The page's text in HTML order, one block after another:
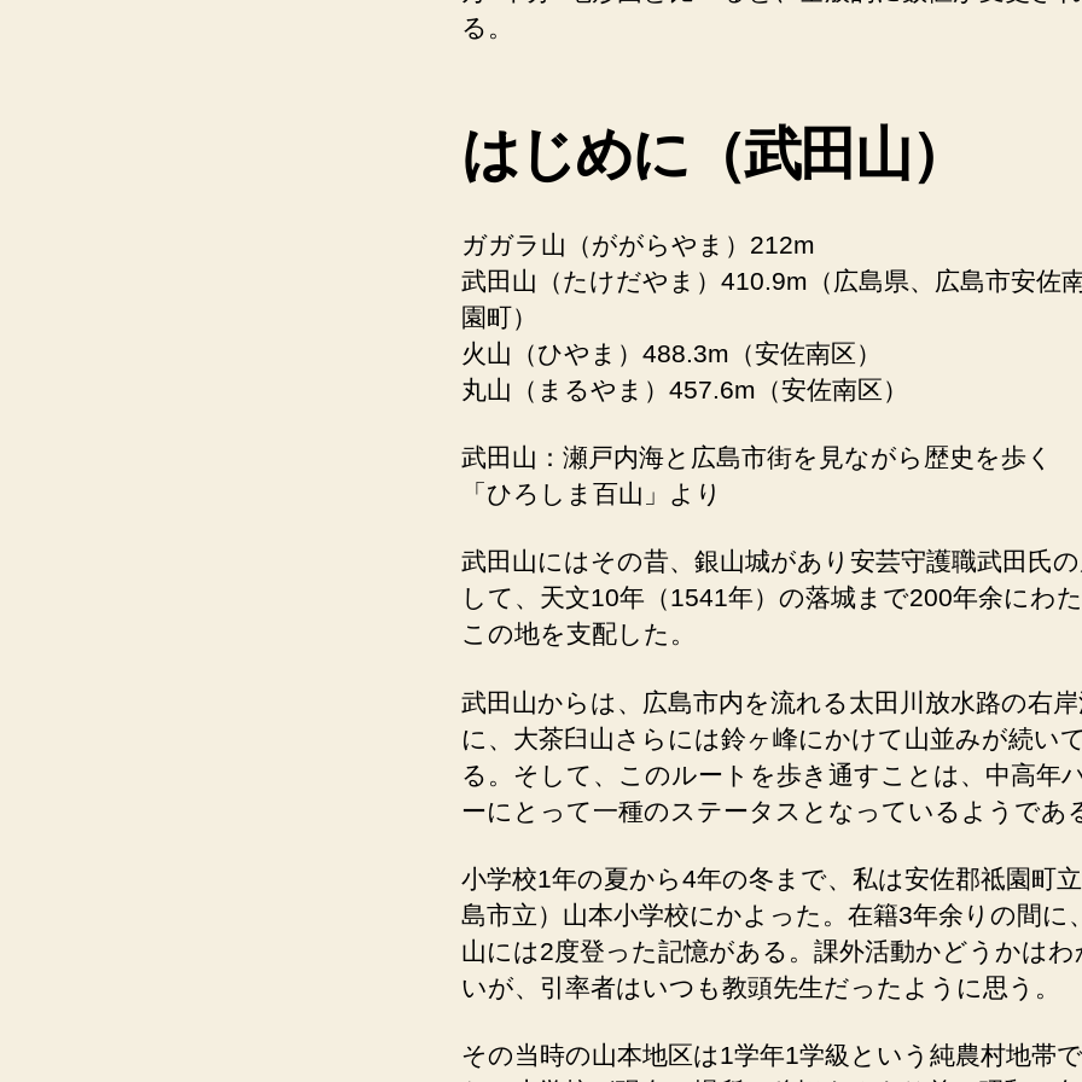
る。
はじめに（武田山）
ガガラ山（ががらやま）212m
武田山（たけだやま）410.9m（広島県、広島市安佐
園町）
火山（ひやま）488.3m（安佐南区）
丸山（まるやま）457.6m（安佐南区）
武田山：瀬戸内海と広島市街を見ながら歴史を歩く
「ひろしま百山」より
武田山にはその昔、銀山城があり安芸守護職武田氏
して、天文10年（1541年）の落城まで200年余にわ
この地を支配した。
武田山からは、広島市内を流れる太田川放水路の右
に、大茶臼山さらには鈴ヶ峰にかけて山並みが続い
る。そして、このルートを歩き通すことは、中高年
ーにとって一種のステータスとなっているようであ
小学校1年の夏から4年の冬まで、私は安佐郡祗園町
島市立）山本小学校にかよった。在籍3年余りの間に
山には2度登った記憶がある。課外活動かどうかは
いが、引率者はいつも教頭先生だったように思う。
その当時の山本地区は1学年1学級という純農村地帯